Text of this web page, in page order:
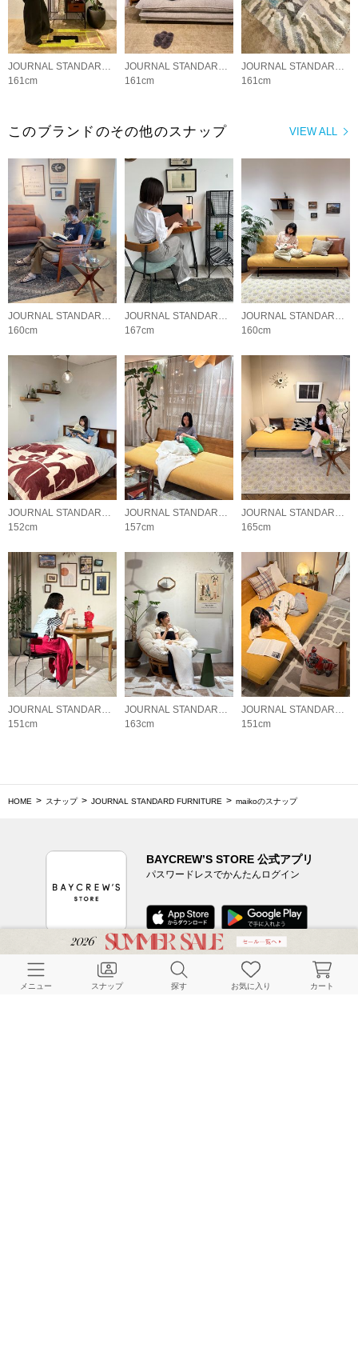
161cm
161cm
161cm
VIEW ALL
このブランドのその他のスナップ
160cm
167cm
160cm
152cm
157cm
165cm
JOURNAL STANDARD FURNITURE
151cm
JOURNAL STANDARD FURNITURE
163cm
JOURNAL STANDARD FURNITURE
151cm
HOME スナップ JOURNAL STANDARD FURNITURE maikoのスナップ
BAYCREW’S STORE 公式アプリ
パスワードレスでかんたんログイン
CUSTOMER SERVICE
メニュー スナップ 探す お気に入り カート